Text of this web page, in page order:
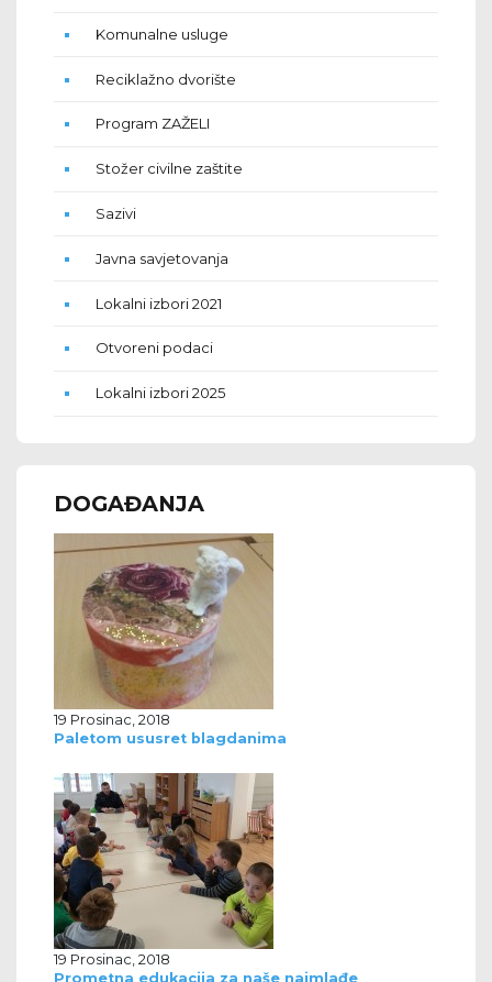
Komunalne usluge
Reciklažno dvorište
Program ZAŽELI
Stožer civilne zaštite
Sazivi
Javna savjetovanja
Lokalni izbori 2021
Otvoreni podaci
Lokalni izbori 2025
DOGAĐANJA
19 Prosinac, 2018
Paletom ususret blagdanima
19 Prosinac, 2018
Prometna edukacija za naše najmlađe